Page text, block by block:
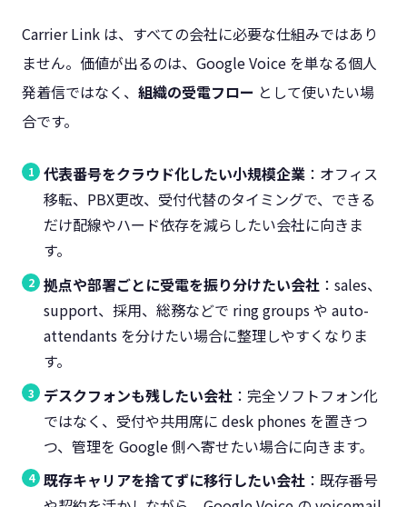
Carrier Link は、すべての会社に必要な仕組みではあり
ません。価値が出るのは、Google Voice を単なる個人
発着信ではなく、 組織の受電フロー として使いたい場
合です。
代表番号をクラウド化したい小規模企業 ：オフィス
移転、PBX更改、受付代替のタイミングで、できる
だけ配線やハード依存を減らしたい会社に向きま
す。
拠点や部署ごとに受電を振り分けたい会社 ：sales、
support、採用、総務などで ring groups や auto-
attendants を分けたい場合に整理しやすくなりま
す。
デスクフォンも残したい会社 ：完全ソフトフォン化
ではなく、受付や共用席に desk phones を置きつ
つ、管理を Google 側へ寄せたい場合に向きます。
既存キャリアを捨てずに移行したい会社 ：既存番号